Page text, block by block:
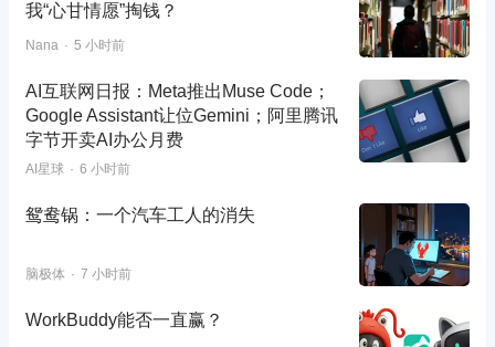
我“心甘情愿”掏钱？
Nana 5 小时前
AI互联网日报：Meta推出Muse Code；
Google Assistant让位Gemini；阿里腾讯
字节开卖AI办公月费
AI星球 6 小时前
鸳鸯锅：一个汽车工人的消失
脑极体 7 小时前
WorkBuddy能否一直赢？